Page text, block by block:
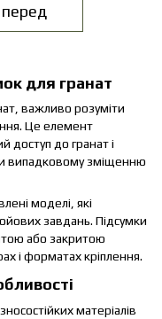
для гранат
важливо розуміти
Це елемент
доступ до гранат і
випадковому зміщенню
моделі, які
завдань. Підсумки
або закритою
і форматах кріплення.
матеріалів